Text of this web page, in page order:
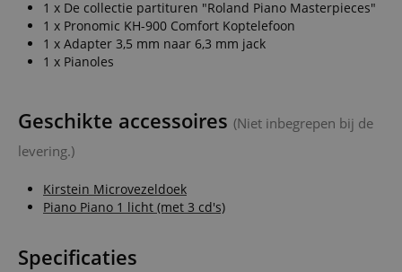
1 x De collectie partituren "Roland Piano Masterpieces"
1 x Pronomic KH-900 Comfort Koptelefoon
1 x Adapter 3,5 mm naar 6,3 mm jack
1 x Pianoles
Geschikte accessoires (Niet inbegrepen bij de
levering.)
Kirstein Microvezeldoek
Piano Piano 1 licht (met 3 cd's)
Specificaties